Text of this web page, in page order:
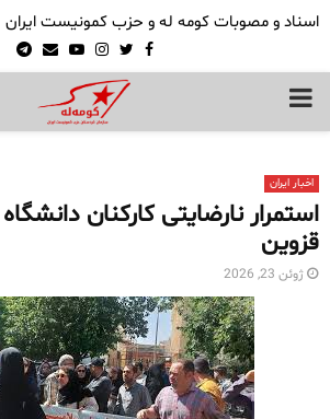
اسناد و مصوبات کومه له و حزب کمونیست ایران
Facebook
Twitter
Instagram
Youtube
Email
PRIMARY
اخبار ایران
استمرار نارضایتی کارکنان
قزوین
ژوئن 23, 2026